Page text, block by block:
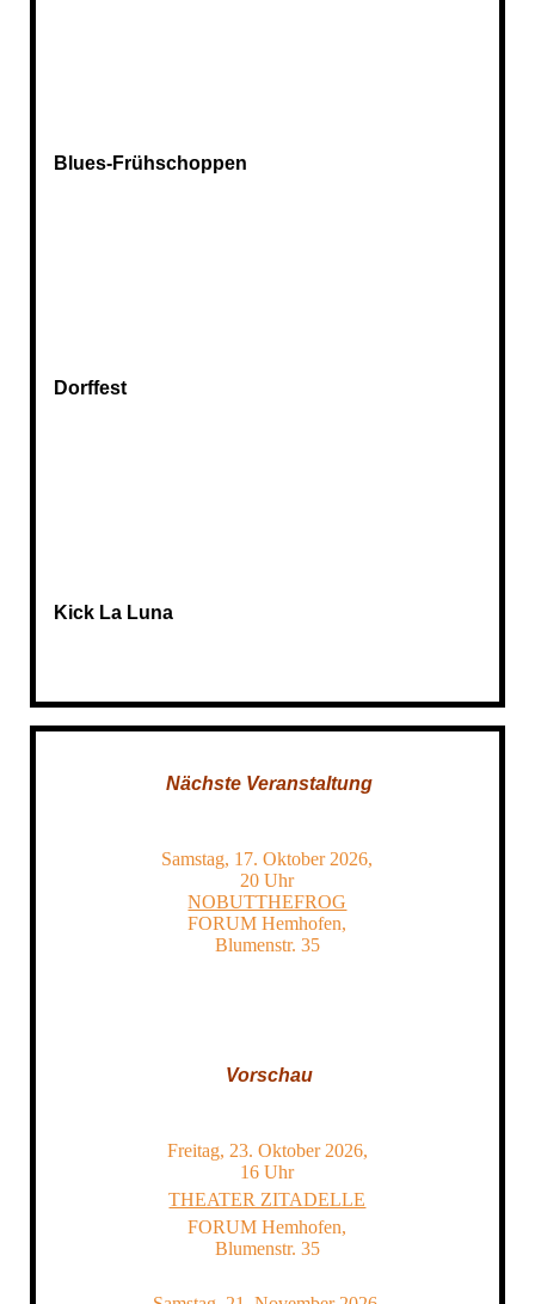
Blues-Frühschoppen
Dorffest
Kick La Luna
Nächste Veranstaltung
Samstag, 17. Oktober 2026,
20 Uhr
NOBUTTHEFROG
FORUM Hemhofen,
Blumenstr. 35
Vorschau
Freitag, 23. Oktober 2026,
16 Uhr
THEATER ZITADELLE
FORUM Hemhofen,
Blumenstr. 35